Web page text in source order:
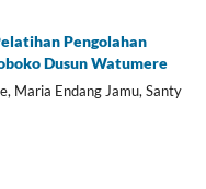
Pengolahan
Dusun Watumere
Maria Endang Jamu, Santy